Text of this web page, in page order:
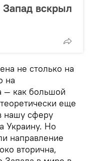
Запад вскрыл
не столько на
на
— как большой
еще
нашу сферу
Украину. Но
направление
вторична,